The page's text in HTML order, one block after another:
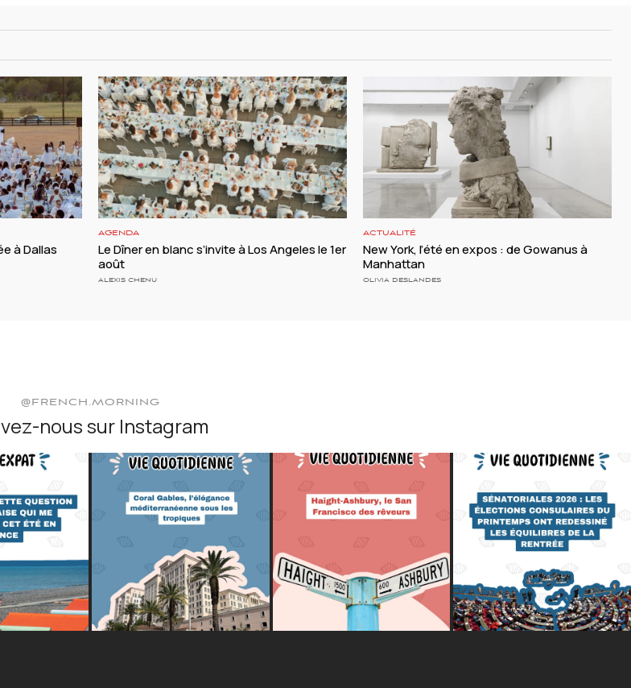
à Dallas
AGENDA
Le Dîner en blanc s’invite à Los Angeles le 1er
août
ALEXIS CHENU
ACTUALITÉ
New York, l’été en expos : de Gowanus à
Manhattan
OLIVIA DESLANDES
@FRENCH.MORNING
nous sur Instagram